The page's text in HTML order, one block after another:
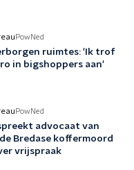
PowNed
ruimtes: 'Ik trof
in bigshoppers aan'
PowNed
advocaat van
Bredase koffermoord
vrijspraak